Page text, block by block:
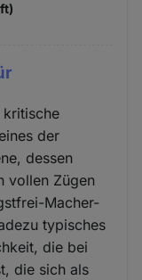
der
dessen
vollen Zügen
Macher-
typisches
die bei
die sich als